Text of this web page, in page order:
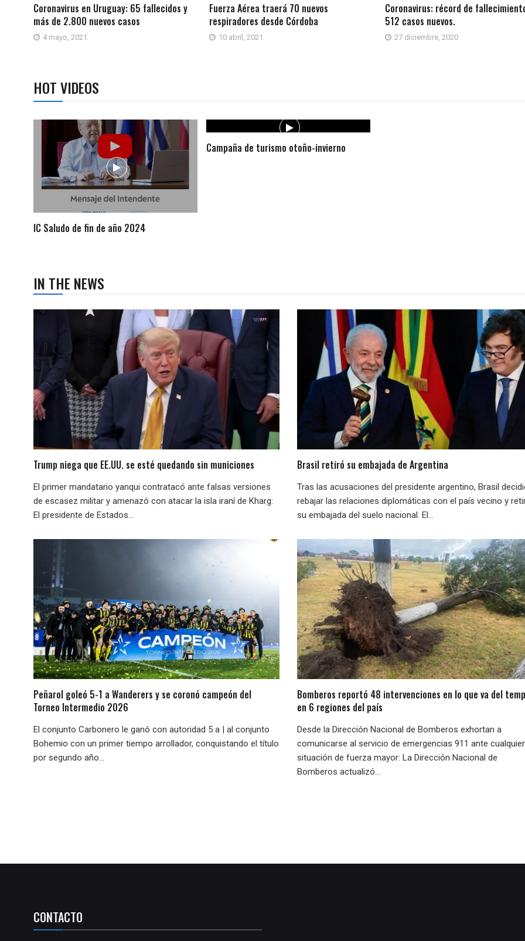
Coronavirus en Uruguay: 65 fallecidos y
más de 2.800 nuevos casos
4 mayo, 2021
Fuerza Aérea traerá 70 nuevos
respiradores desde Córdoba
10 abril, 2021
Coronavirus: récord de
512 casos nuevos.
27 diciembre, 2020
HOT VIDEOS
IC Saludo de fin de año 2024
Campaña de turismo otoño-invierno
IN THE NEWS
Trump niega que EE.UU. se esté quedando sin municiones
El primer mandatario yanqui contratacó ante falsas versiones
de escasez militar y amenazó con atacar la isla iraní de Kharg:
El presidente de Estados...
Brasil retiró su embajada de Argentina
Tras las acusaciones del presidente argentino, Brasil
rebajar las relaciones diplomáticas con el país vecino y
su embajada del suelo nacional. El...
Peñarol goleó 5-1 a Wanderers y se coronó campeón del
Torneo Intermedio 2026
El conjunto Carbonero le ganó con autoridad 5 a | al conjunto
Bohemio con un primer tiempo arrollador, conquistando el título
por segundo año...
Bomberos reportó 48 intervenciones en lo que va del
en 6 regiones del país
Desde la Dirección Nacional de Bomberos exhortan a
comunicarse al servicio de emergencias 911 ante cualquier
situación de fuerza mayor: La Dirección Nacional de
Bomberos actualizó...
CONTACTO